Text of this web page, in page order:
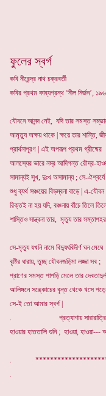
ফুলের স্বর্গ
কবি নীরেন্দ্র নাথ চক্রবর্তী
কবির প্রথম কাব্যগ্রন্থ ‘নীল নির্জন’,
যৌবনে আনন্দ নেই, যদি তার সমস্ত
আমৃত্যু অক্ষয় থাকে | ক্ষয়ে তার শান্তি,
প্রার্থনাপূরণ | এই অপরূপ প্রথম গ্রীষ্মের
আলস্যের ভারে নম্র আদিগন্ত রৌদ্র-
সামান্যই সুখ, দুঃখ অসামান্য ; সে-ঐশ্বর্যে
শুধু ব্যর্থ সঞ্চয়ের বিড়ম্বনা বাড়ে | এ-যৌবন
রিক্তই না হয় যদি, বঞ্চনায় বাঁচে তিলে
শাস্তিও সান্ত্বনা তার, মৃত্যু তার
সে-মৃত্যু যখনি নামে বিদ্যুৎবিদীর্ণ ঘন মেঘে
বৃষ্টির ধারায়, তুচ্ছ যৌবনজড়িমা লজ্জা সব ;
প্রাণের সমস্ত পাপড়ি মেলে তার
আলিঙ্গনে সঙ্কোচের বৃন্ত থেকে খসে পড়ে
সে-ই তো আমার স্বর্গ |
. প্রত্যাশায় সারারাত্রি
হাওয়ার হাততালি শুনি ; হাওয়া, হাওয়া---
.